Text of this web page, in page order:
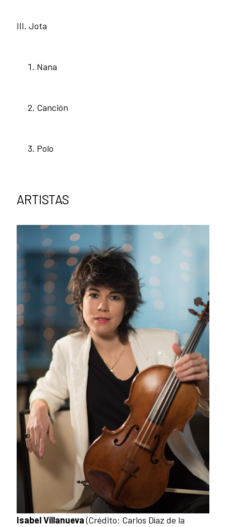
III. Jota
Nana
Canción
Polo
ARTISTAS
Isabel Villanueva(Crédito: Carlos Díaz de la